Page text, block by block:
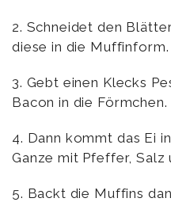
2. Schneidet den
diese in die Muffinform.
3. Gebt einen Klecks
Bacon in die Förmchen.
4. Dann kommt das Ei
Ganze mit Pfeffer, Salz
5. Backt die Muffins